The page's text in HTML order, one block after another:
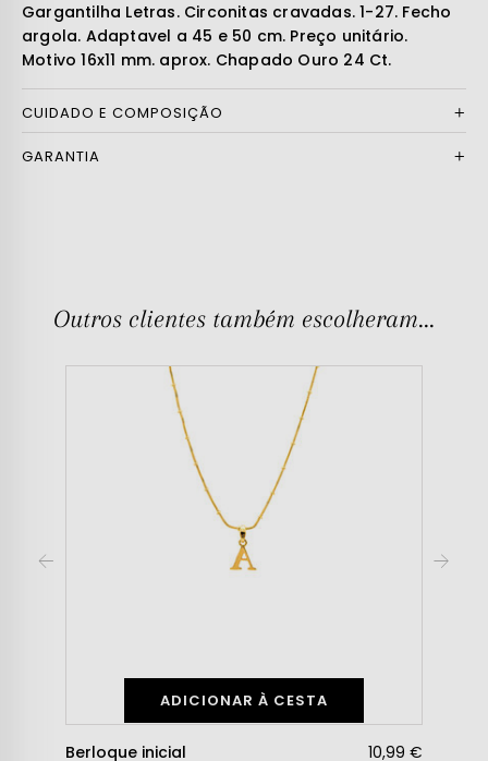
Gargantilha Letras. Circonitas cravadas. 1-27. Fecho
argola. Adaptavel a 45 e 50 cm. Preço unitário.
Motivo 16x11 mm. aprox. Chapado Ouro 24 Ct.
CUIDADO E COMPOSIÇÃO
GARANTIA
Outros clientes também escolheram...
ADICIONAR À CESTA
Berloque inicial
10,99 €